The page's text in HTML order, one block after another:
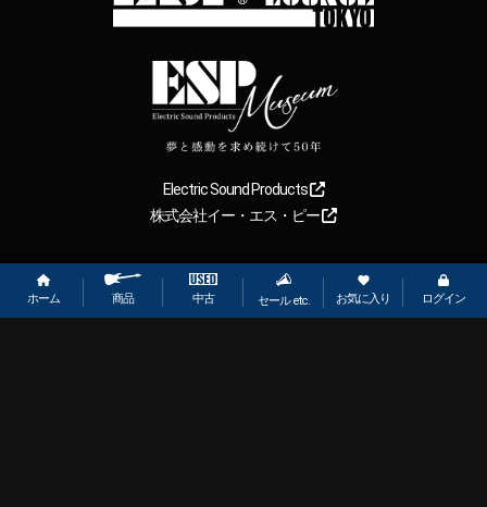
ホーム 商品 中古 セール etc. お気に入り ログイン
Electric Sound Products
株式会社イー・エス・ピー
Copyright 2026【ESP直営】BIGBOSS オンラインマーケット(ギター＆
ベース). All rights reserved.